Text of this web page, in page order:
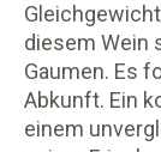
diesem Wein
Gaumen. Es
Abkunft. Ein
einem